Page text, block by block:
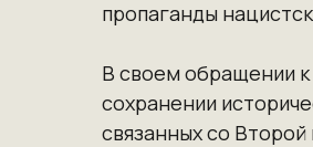
пропаганды
В своем обращении
сохранении
связанных со